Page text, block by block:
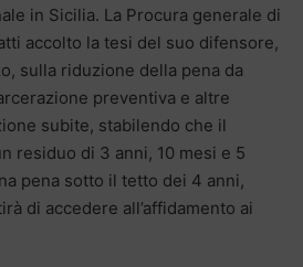
in Sicilia. La Procura generale di
accolto la tesi del suo difensore,
sulla riduzione della pena da
preventiva e altre
subite, stabilendo che il
residuo di 3 anni, 10 mesi e 5
pena sotto il tetto dei 4 anni,
di accedere all’affidamento ai